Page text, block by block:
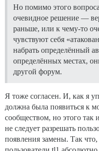
Но помимо этого
очевидное решение —
раньше, или к чему-то
чувствуют себя
набрать определённый
определённых местах,
другой форум.
Я тоже согласен. И, как я
должна была появиться к
сообществом, но этого
не следует разрешать
появления замены. Так